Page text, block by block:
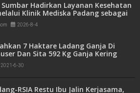
Sumbar Hadirkan Layanan Kesehatan
Klinik Mediska Padang sebagai
Tingkat Pertama (FKTP)
2026-8-4
7 Haktare Ladang Ganja Di
Dan Sita 592 Kg Ganja Kering
2021-6-30
RSIA Restu Ibu Jalin Kerjasama,